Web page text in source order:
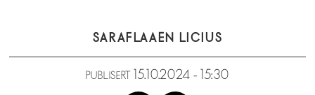
SARAFLAAEN LICIUS
PUBLISERT 15.10.2024 - 15:30